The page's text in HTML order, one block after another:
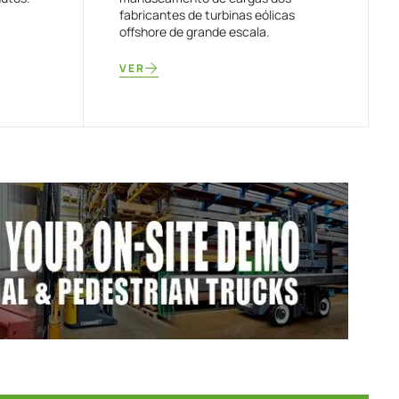
fabricantes de turbinas eólicas
offshore de grande escala.
VER